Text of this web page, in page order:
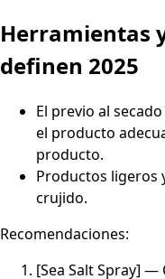
Herramientas
definen 2025
El previo al
el producto
producto.
Productos ligeros
crujido.
Recomendaciones:
[Sea Salt Spray] —